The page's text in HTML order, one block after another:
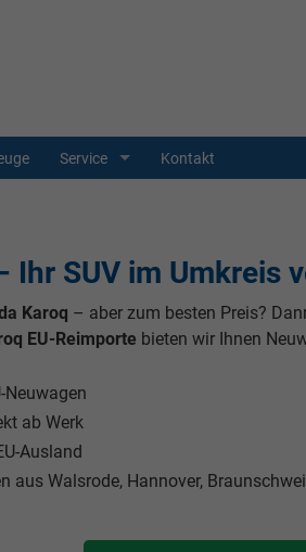
Service Kontakt
Ihr SUV im Umkreis
Karoq – aber zum besten Preis?
EU-Reimporte bieten wir Ihnen
Neuwagen
ab Werk
Ausland
aus Walsrode, Hannover,